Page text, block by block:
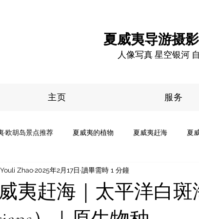
夏威夷导游摄影
人像写真 星空银河
主页 服务
·欧胡岛景点推荐 夏威夷的植物 夏威夷赶海 夏
推荐 我所提供的服务 夏威夷的星空
夷赶海｜太平洋白斑
Youli Zhao2025年2月17日 讀畢需時 1 分鐘